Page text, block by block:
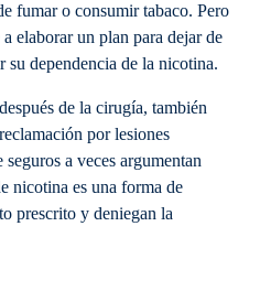
fumar o consumir tabaco. Pero
elaborar un plan para dejar de
dependencia de la nicotina.
de la cirugía, también
por lesiones
a veces argumentan
nicotina es una forma de
prescrito y deniegan la